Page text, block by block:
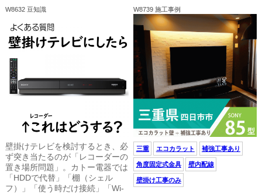
W8632 豆知識
壁掛けテレビを検討するとき、必
ず突き当たるのが「レコーダーの
置き場所問題」。カトー電器では
「HDDで代替」「棚（シェル
フ）」「使う時だけ接続」「Wi-
W8739 施工事例
三重 エコカラット 補強工事あり
角度固定式金具 壁内配線
壁掛け工事のみ